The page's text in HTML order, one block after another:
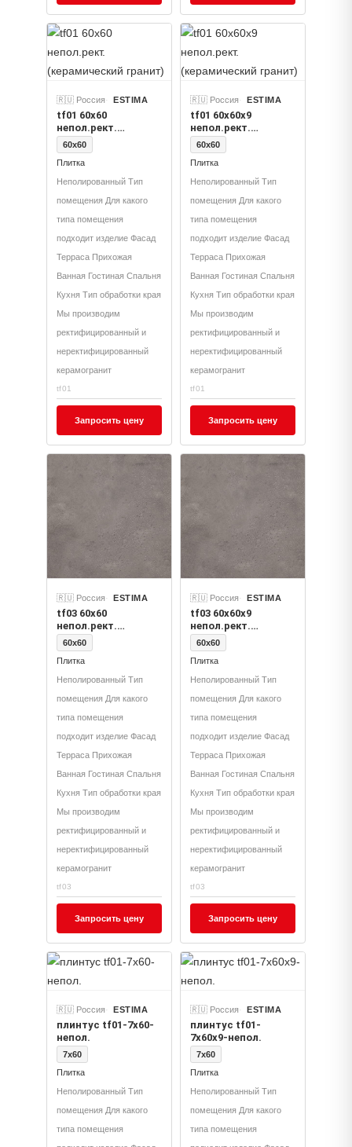
🇷🇺 Россия ESTIMA
tf01 60x60
непол.рект.
(керамический
гранит)
60x60
Плитка
Неполированный Тип
помещения Для какого
типа помещения
подходит изделие Фасад
Терраса Прихожая
Ванная Гостиная Спальня
Кухня Тип обработки края
Мы производим
ректифицированный и
неректифицированный
керамогранит
tf01
Запросить цену
🇷🇺 Россия ESTIMA
tf01 60x60x9
непол.рект.
(керамический
гранит)
60x60
Плитка
Неполированный Тип
помещения Для какого
типа помещения
подходит изделие Фасад
Терраса Прихожая
Ванная Гостиная Спальня
Кухня Тип обработки края
Мы производим
ректифицированный и
неректифицированный
керамогранит
tf01
Запросить цену
🇷🇺 Россия ESTIMA
tf03 60x60
непол.рект.
(керамический
гранит)
60x60
Плитка
Неполированный Тип
помещения Для какого
типа помещения
подходит изделие Фасад
Терраса Прихожая
Ванная Гостиная Спальня
Кухня Тип обработки края
Мы производим
ректифицированный и
неректифицированный
керамогранит
tf03
Запросить цену
🇷🇺 Россия ESTIMA
tf03 60x60x9
непол.рект.
(керамический
гранит)
60x60
Плитка
Неполированный Тип
помещения Для какого
типа помещения
подходит изделие Фасад
Терраса Прихожая
Ванная Гостиная Спальня
Кухня Тип обработки края
Мы производим
ректифицированный и
неректифицированный
керамогранит
tf03
Запросить цену
🇷🇺 Россия ESTIMA
плинтус tf01-7x60-
непол.
7x60
Плитка
Неполированный Тип
помещения Для какого
типа помещения
🇷🇺 Россия ESTIMA
плинтус tf01-
7x60x9-непол.
7x60
Плитка
Неполированный Тип
помещения Для какого
типа помещения